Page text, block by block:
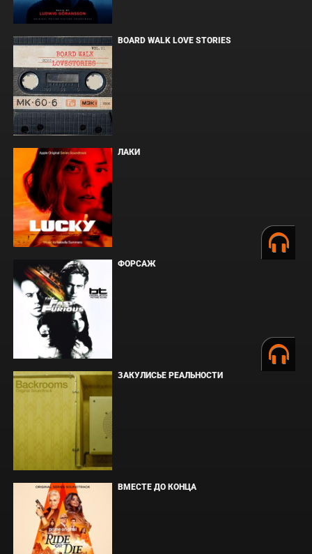
BOARD WALK LOVE STORIES
ЛАКИ
ФОРСАЖ
ЗАКУЛИСЬЕ РЕАЛЬНОСТИ
ВМЕСТЕ ДО КОНЦА